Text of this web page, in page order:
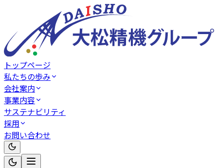
トップページ
私たちの歩み
会社案内
事業内容
サステナビリティ
採用
お問い合わせ